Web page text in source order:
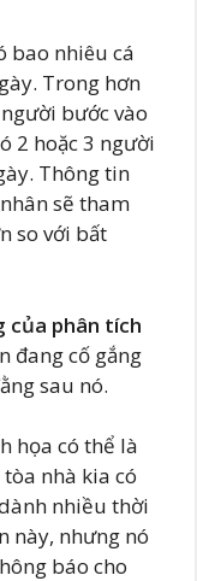
bao nhiêu cá
Trong hơn
bước vào
2 hoặc 3 người
Thông tin
sẽ tham
so với bất
của phân tích
đang cố gắng
sau nó.
họa có thể là
nhà kia có
nhiều thời
này, nhưng nó
báo cho